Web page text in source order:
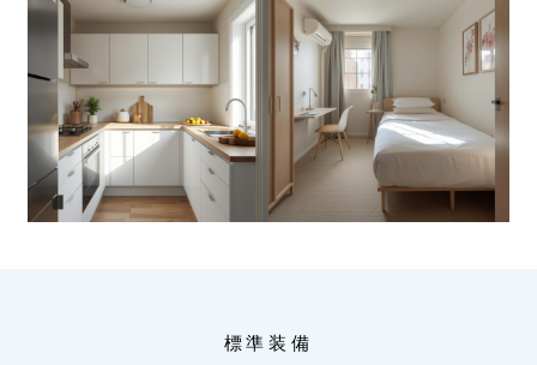
標準装備